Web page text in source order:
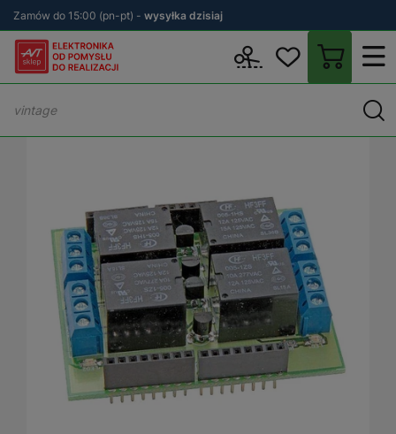
Zamów do 15:00 (pn-pt) - wysyłka dzisiaj
Zasilanie i